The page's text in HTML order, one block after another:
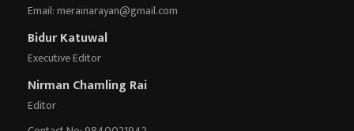
Email:merainarayan@gmail.com
Bidur Katuwal
Executive Editor
Nirman Chamling Rai
Editor